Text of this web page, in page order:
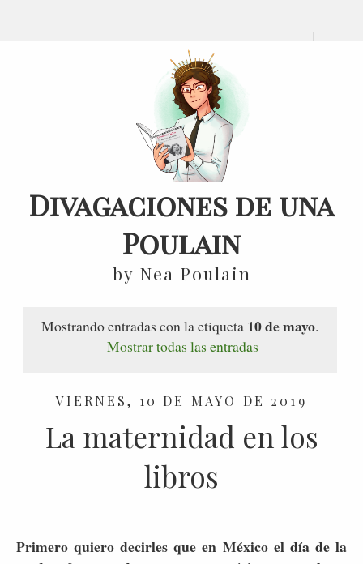
Divagaciones de una
Poulain
by Nea Poulain
Mostrando entradas con la etiqueta 10 de mayo.
Mostrar todas las entradas
VIERNES, 10 DE MAYO DE 2019
La maternidad en los
libros
Primero quiero decirles que en México el día de la